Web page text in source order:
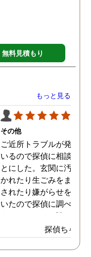
無料見積もり
もっと見る
その他
ご近所トラブルが発生し
いるので探偵に相談する
とにした。玄関に汚物を
かれたり生ごみをまき散
されたり嫌がらせを受け
いたので探偵に調べても
うことにした。誰がやっ
いるのか何が原因なのか
べてもらうと隣の奥さん
った。痴呆症が進み被害
探偵ちゃん